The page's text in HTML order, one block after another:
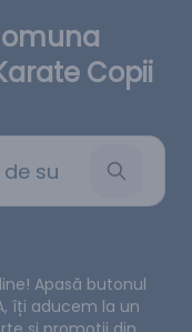
Copii
Apasă butonul
îți aducem la un